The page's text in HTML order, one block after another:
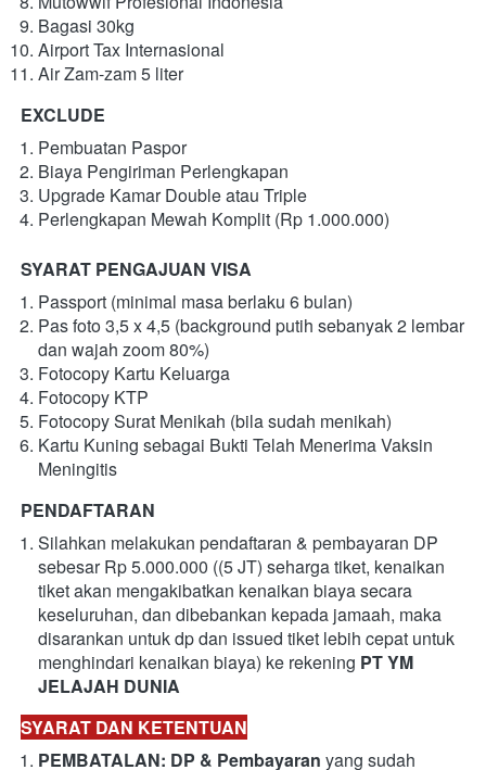
Bagasi 30kg
Airport Tax Internasional
Air Zam-zam 5 liter
EXCLUDE
Pembuatan Paspor
Biaya Pengiriman Perlengkapan
Upgrade Kamar Double atau Triple
Perlengkapan Mewah Komplit (Rp 1.000.000)
SYARAT PENGAJUAN VISA
Passport (minimal masa berlaku 6 bulan)
Pas foto 3,5 x 4,5 (background putih sebanyak 2 lembar
dan wajah zoom 80%)
Fotocopy Kartu Keluarga
Fotocopy KTP
Fotocopy Surat Menikah (bila sudah menikah)
Kartu Kuning sebagai Bukti Telah Menerima Vaksin
Meningitis
PENDAFTARAN
Silahkan melakukan pendaftaran & pembayaran DP
sebesar Rp 5.000.000 ((5 JT) seharga tiket, kenaikan
tiket akan mengakibatkan kenaikan biaya secara
keseluruhan, dan dibebankan kepada jamaah, maka
disarankan untuk dp dan issued tiket lebih cepat untuk
menghindari kenaikan biaya) ke rekening PT YM
JELAJAH DUNIA
SYARAT DAN KETENTUAN
PEMBATALAN: DP & Pembayaran yang sudah